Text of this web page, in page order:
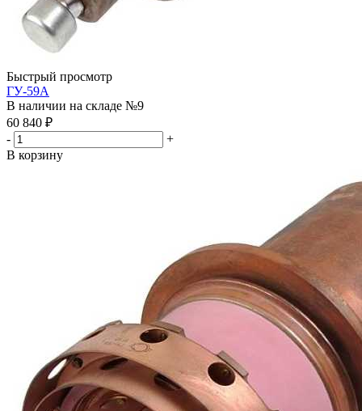
Быстрый просмотр
ГУ-59А
В наличии на складе №9
60 840 ₽
-
+
В корзину